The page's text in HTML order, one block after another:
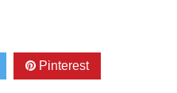
Pinterest